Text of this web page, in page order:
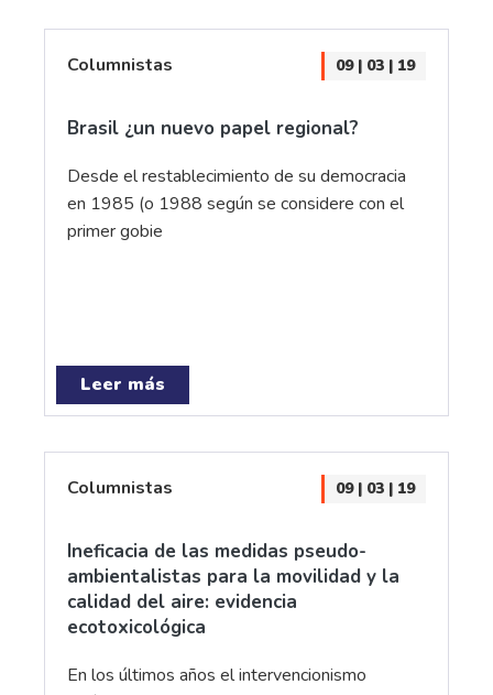
Columnistas 09 | 03 | 19
Brasil ¿un nuevo papel regional?
Desde el restablecimiento de su democracia
en 1985 (o 1988 según se considere con el
primer gobie
Leer más
Columnistas 09 | 03 | 19
Ineficacia de las medidas pseudo-
ambientalistas para la movilidad y la
calidad del aire: evidencia
ecotoxicológica
En los últimos años el intervencionismo